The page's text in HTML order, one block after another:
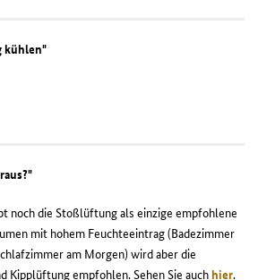
kühlen"
noch die Stoßlüftung als einzige empfohlene
mit hohem Feuchteeintrag (Badezimmer
am Morgen) wird aber die
Kipplüftung empfohlen. Sehen Sie auchhier.